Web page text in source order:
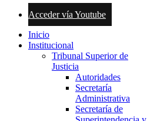
Acceder vía Youtube
Inicio
Institucional
Tribunal Superior de
Justicia
Autoridades
Secretaría
Administrativa
Secretaría de